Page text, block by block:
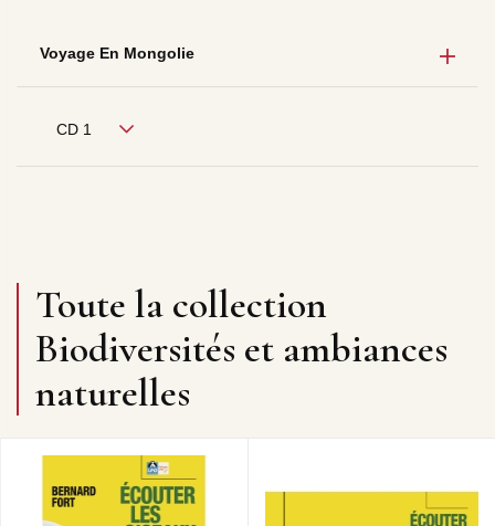
Voyage En Mongolie
CD 1
Toute la collection
Biodiversités et ambiances
naturelles